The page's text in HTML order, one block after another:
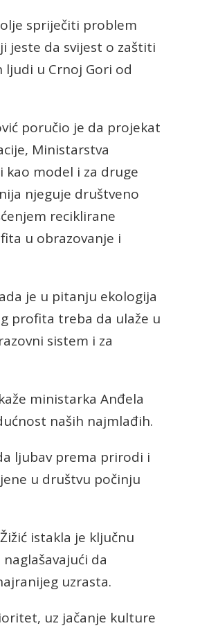
spriječiti problem
jeste da svijest o zaštiti
u Crnoj Gori od
poručio je da projekat
Ministarstva
model i za druge
njeguje društveno
reciklirane
u obrazovanje i
je u pitanju ekologija
profita treba da ulaže u
sistem i za
ministarka Anđela
naših najmlađih.
ljubav prema prirodi i
u društvu počinju
istakla je ključnu
da
uzrasta.
uz jačanje kulture